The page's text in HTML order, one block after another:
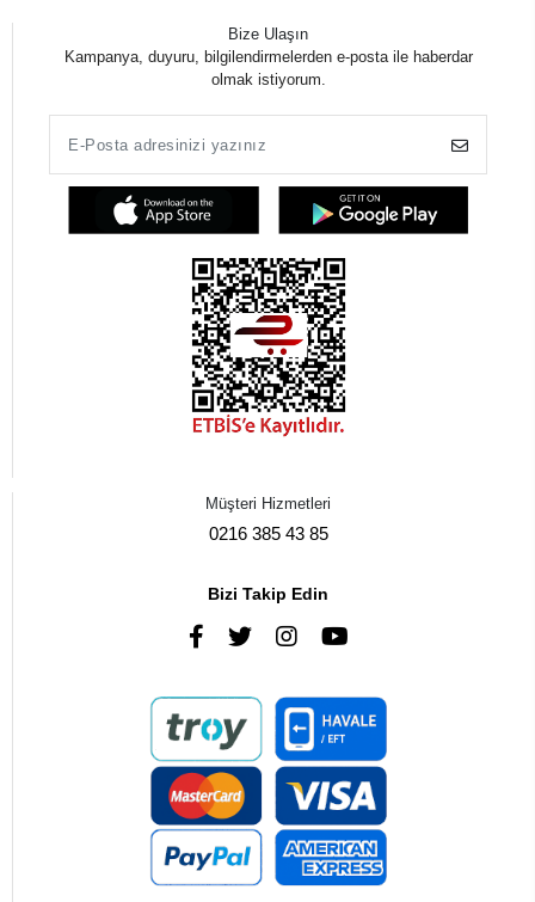
Bize Ulaşın
Kampanya, duyuru, bilgilendirmelerden e-posta ile haberdar
olmak istiyorum.
Müşteri Hizmetleri
0216 385 43 85
Bizi Takip Edin